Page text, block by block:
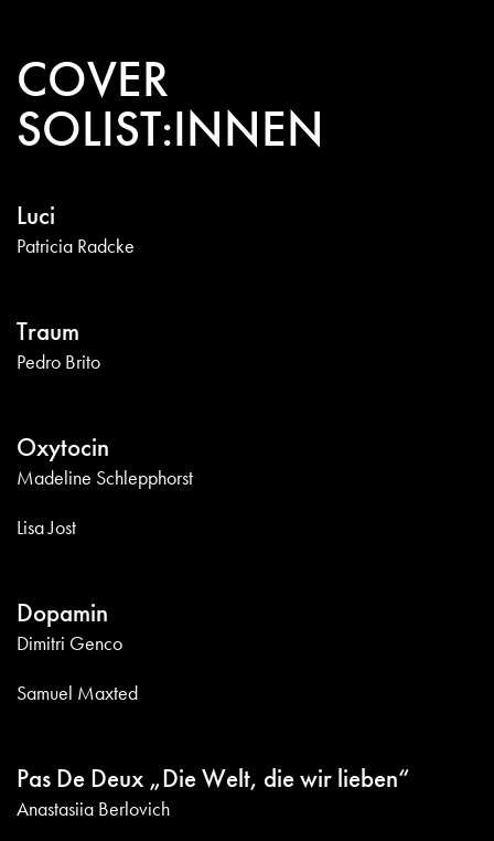
COVER
SOLIST:INNEN
Luci
Patricia Radcke
Traum
Pedro Brito
Oxytocin
Madeline Schlepphorst
Lisa Jost
Dopamin
Dimitri Genco
Samuel Maxted
Pas De Deux „Die Welt, die wir lieben“
Anastasiia Berlovich